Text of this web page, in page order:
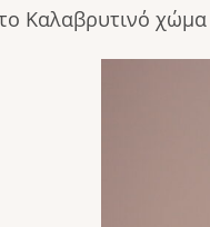
Καλαβρυτινό